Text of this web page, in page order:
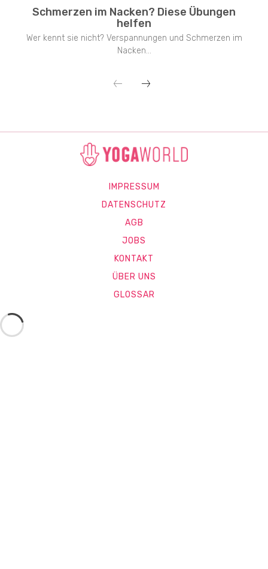
Schmerzen im Nacken? Diese Übungen
helfen
Wer kennt sie nicht? Verspannungen und Schmerzen im
Nacken...
IMPRESSUM
DATENSCHUTZ
AGB
JOBS
KONTAKT
ÜBER UNS
GLOSSAR